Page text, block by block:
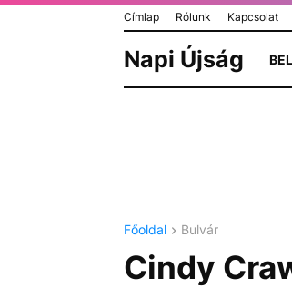
Címlap Rólunk Kapcsolat
Napi Újság
Főoldal Bulvár
Cindy